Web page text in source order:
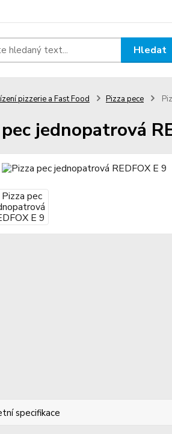
Hledat
pizzerie a Fast Food Pizza pece
jednopatrová
specifikace